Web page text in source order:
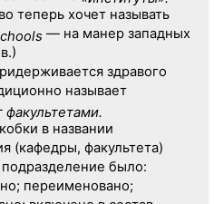
теперь хочет называть
— на манер западных
здравого
называет
факультетами.
в названии
(кафедры, факультета)
подразделение было:
переименовано;